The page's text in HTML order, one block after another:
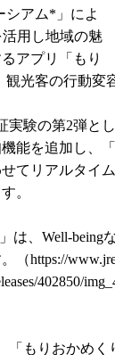
シアム*」によ
用し地域の魅
アプリ「もり
光客の行動変
実験の第2弾と
能を追加し、
てリアルタイ
。
は、Well-
（https://
402850/
「もりおかめく